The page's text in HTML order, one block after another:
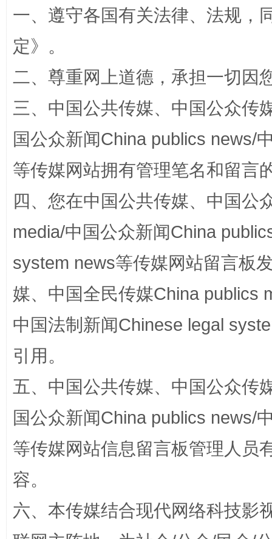
阿坝州三大球赛在茂县开幕 规模
国家大学科技园优化重塑工作
扯下公款旅游的“隐身衣” 如何以
一、遵守各国有关法律、法规，
定》。
二、尊重网上道德，承担一切因
三、中国公共传媒、中国公众传
国公众新闻China publics news/
等传媒网站拥有管理笔名和留言
四、您在中国公共传媒、中国公
media/中国公众新闻China
system news等传媒网站留言板
媒、中国全民传媒China publics
中国法制新闻Chinese legal
引用。
五、中国公共传媒、中国公众传
国公众新闻China publics news/
等传媒网站信息留言板管理人员
容。
六、本传媒结合现代网络科技影